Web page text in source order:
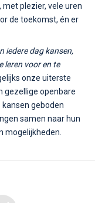
met plezier, vele uren
de toekomst, én er
iedere dag kansen,
leren voor en te
onze uiterste
gezellige openbare
geboden
samen naar hun
mogelijkheden.